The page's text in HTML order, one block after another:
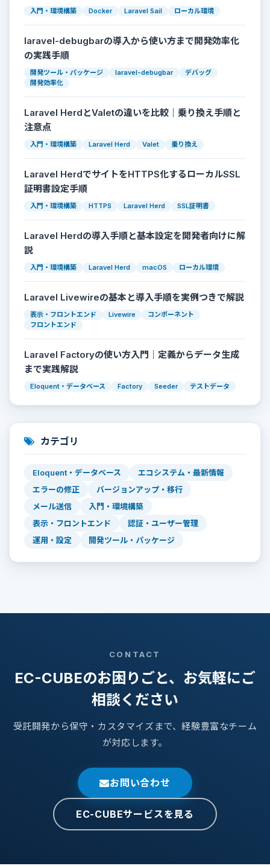
入門・環境構築 Docker Laravel Sail ローカル環境
laravel-debugbarの導入から使い方まで開発効率化
の実践手順
開発ツール・パッケージ laravel-debugbar
デバッグ
開発効率化
Laravel HerdとValetの違いを比較｜乗り換え手順と
注意点
入門・環境構築 Laravel Herd Valet 乗り換え
Laravel HerdでサイトをHTTPS化するローカルSSL
証明書設定手順
入門・環境構築 HTTPS Laravel Herd SSL証明書
Laravel Herdの導入手順と基本設定を開発者向けに解
説
入門・環境構築 Laravel Herd macOS ローカル環境
Laravel Livewireの基本と導入手順を実例つきで解説
表示・フロントエンド Livewire
コンポーネント
フロントエンド
Laravel Factoryの使い方入門｜定義からデータ生成
まで実践解説
Eloquent・データベース Factory Seeder テストデータ
カテゴリ
Eloquent・データベース
エコシステム・最新情報
エラーの修正
バージョンアップ・移行
メール送信
入門・環境構築
表示・フロントエンド
認証・ユーザー管理
運用・設定
開発ツール・パッケージ
CONTACT
EC-CUBEのお困りごと、お気軽にご
相談ください
受託開発から保守・カスタマイズまで、経験豊富なチーム
が対応します。
お問い合わせ
EC-CUBEサービスを見る